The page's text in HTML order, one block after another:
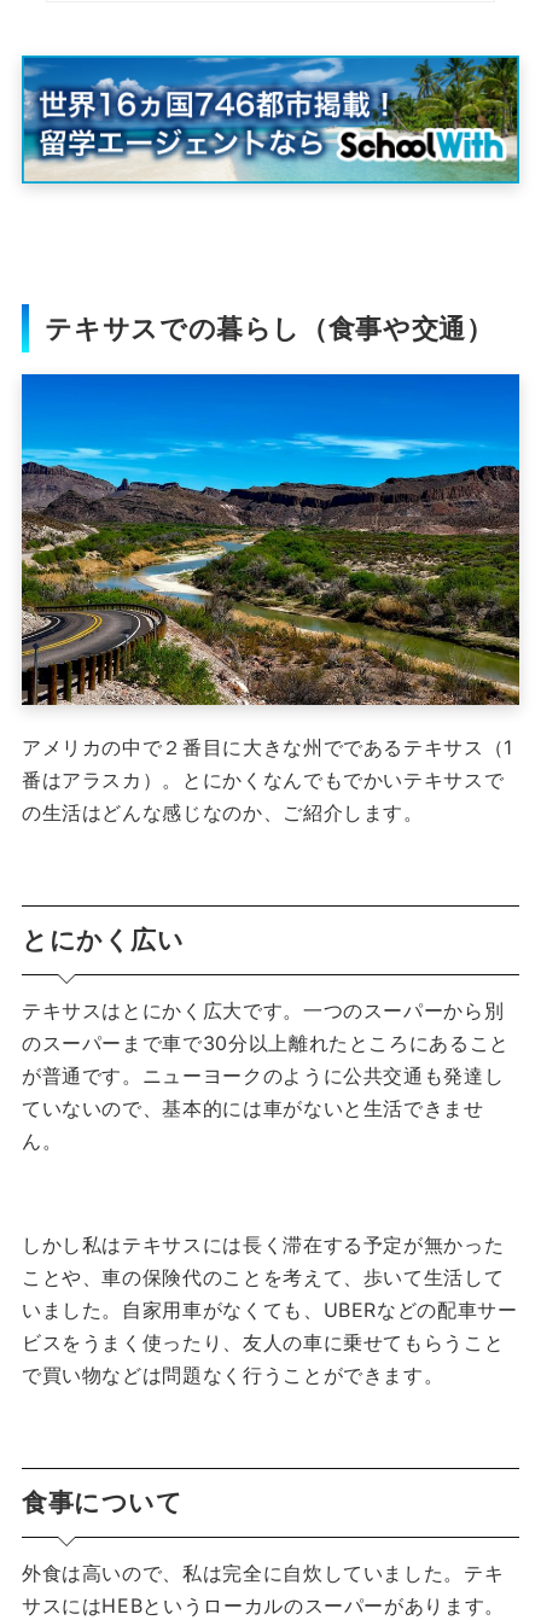
テキサスでの暮らし（食事や交通）
アメリカの中で２番目に大きな州でであるテキサス（1
番はアラスカ）。 とにかくなんでもでかいテキサスで
の生活はどんな感じなのか、ご紹介します。
とにかく広い
テキサスはとにかく広大です。一つのスーパーから別
のスーパーまで車で30分以上離れたところにあること
が普通です。 ニューヨークのように公共交通も発達し
ていないので、基本的には車がないと生活できませ
ん。
しかし私はテキサスには長く滞在する予定が無かった
ことや、車の保険代のことを考えて、歩いて生活して
いました。 自家用車がなくても、UBERなどの配車サー
ビスをうまく使ったり、友人の車に乗せてもらうこと
で買い物などは問題なく行うことができます。
食事について
外食は高いので、私は完全に自炊していました。 テキ
サスにはHEBというローカルのスーパーがあります。